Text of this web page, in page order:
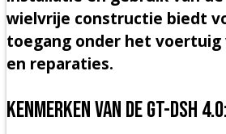
wielvrije constructie biedt
toegang onder het voertuig
en reparaties.
Kenmerken van de GT-DSH